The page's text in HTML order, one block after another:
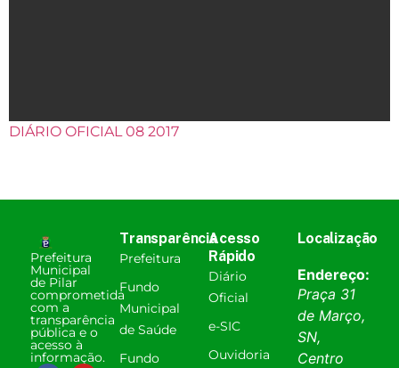
DIÁRIO OFICIAL 08 2017
Prefeitura
Municipal
de Pilar
comprometida
com a
transparência
pública e o
acesso à
informação.
Transparência
Prefeitura
Fundo
Municipal
de Saúde
Fundo
Acesso
Rápido
Diário
Oficial
e-SIC
Ouvidoria
Localização
Endereço:
Praça 31
de Março,
SN,
Centro